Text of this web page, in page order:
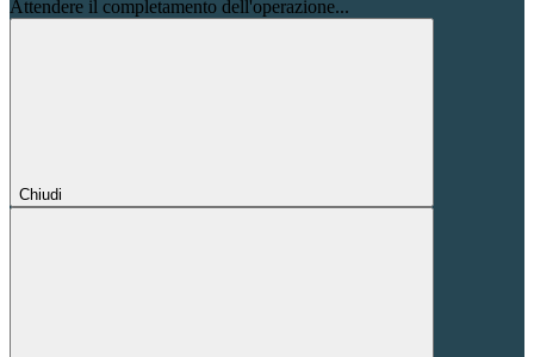
Attendere il completamento dell'operazione...
Chiudi